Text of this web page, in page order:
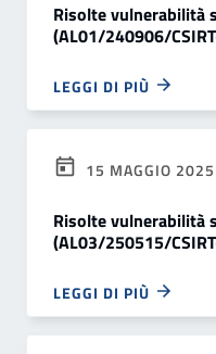
Risolte vulnerabilità
(AL01/240906/
LEGGI DI PIÙ
15 MAGGIO 2025
Risolte vulnerabilità
(AL03/250515/
LEGGI DI PIÙ